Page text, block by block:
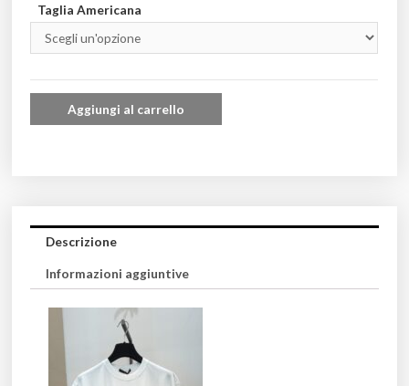
Taglia Americana
Aggiungi al carrello
Descrizione
Informazioni aggiuntive